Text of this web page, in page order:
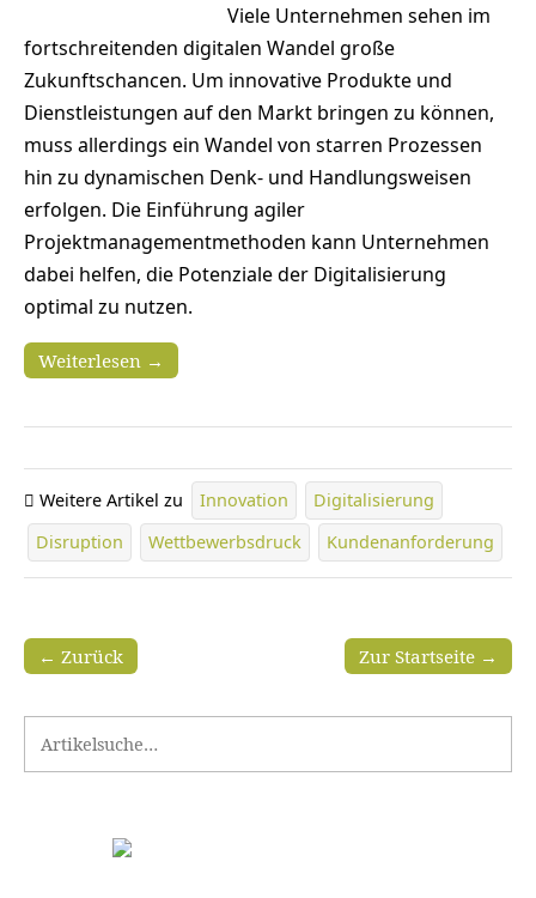
Viele Unternehmen sehen im
fortschreitenden digitalen Wandel große
Zukunftschancen. Um innovative Produkte und
Dienstleistungen auf den Markt bringen zu können,
muss allerdings ein Wandel von starren Prozessen
hin zu dynamischen Denk- und Handlungsweisen
erfolgen. Die Einführung agiler
Projektmanagementmethoden kann Unternehmen
dabei helfen, die Potenziale der Digitalisierung
optimal zu nutzen.
Weiterlesen →
Weitere Artikel zu Innovation
Digitalisierung
Disruption
Wettbewerbsdruck Kundenanforderung
Zur Startseite →
← Zurück